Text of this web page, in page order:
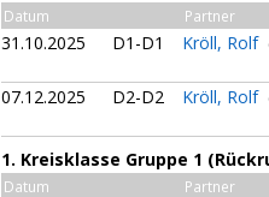
Datum Partner
31.10.2025 D1-D1 Kröll, Rolf
07.12.2025 D2-D2 Kröll, Rolf
1. Kreisklasse Gruppe 1
Datum Partner